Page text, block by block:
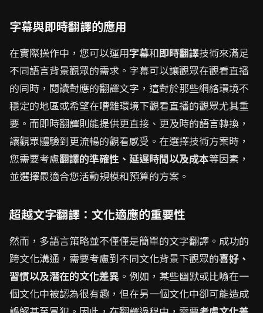
字幕與即時翻譯的應用
在實際操作中，您可以運用字幕和即時翻譯技術來滿足
不同語言背景觀眾的需求。字幕可以讓觀眾在觀看直播
的同時，閱讀對應的翻譯文字，這對於那些網絡環境不
穩定的地區或希望在嘈雜環境下觀看直播的觀眾尤其重
要。而即時翻譯則能提供更直接、更及時的語言轉換，
讓觀眾體驗到更流暢的觀看感受。在選擇技術方案時，
您需要考慮翻譯的準確性、延遲時間以及成本等因素，
並選擇最適合您活動規模和預算的方案。
超越文字翻譯：文化適應的重要性
然而，多語言策略並不僅僅是簡單的文字翻譯。成功的
跨文化溝通，需要考慮到不同文化背景下觀眾的喜好、
習慣以及潛在的文化差異 。例如，某些幽默或比喻在一
個文化中被認為很有趣，但在另一個文化中卻可能造成